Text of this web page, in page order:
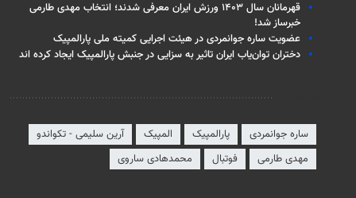
قهرمانان سال ۱۴۰۳ ورزش ایران معرفی شدند؛ انتخاب مهدی طارمی
خبرساز شد!
عضویت ساره جوانمردی در هیئت اجرایی کمیته ملی پارالمپیک
دختران توان‌یاب ایران تاثیر به سزایی در جنبش پارالمپیک ایجاد کرده اند
ساره جوانمردی پارالمپیک المپیک
آرین سلیمی - تکواندو
مهدی طارمی
فوتبال محمدهادی ساروی